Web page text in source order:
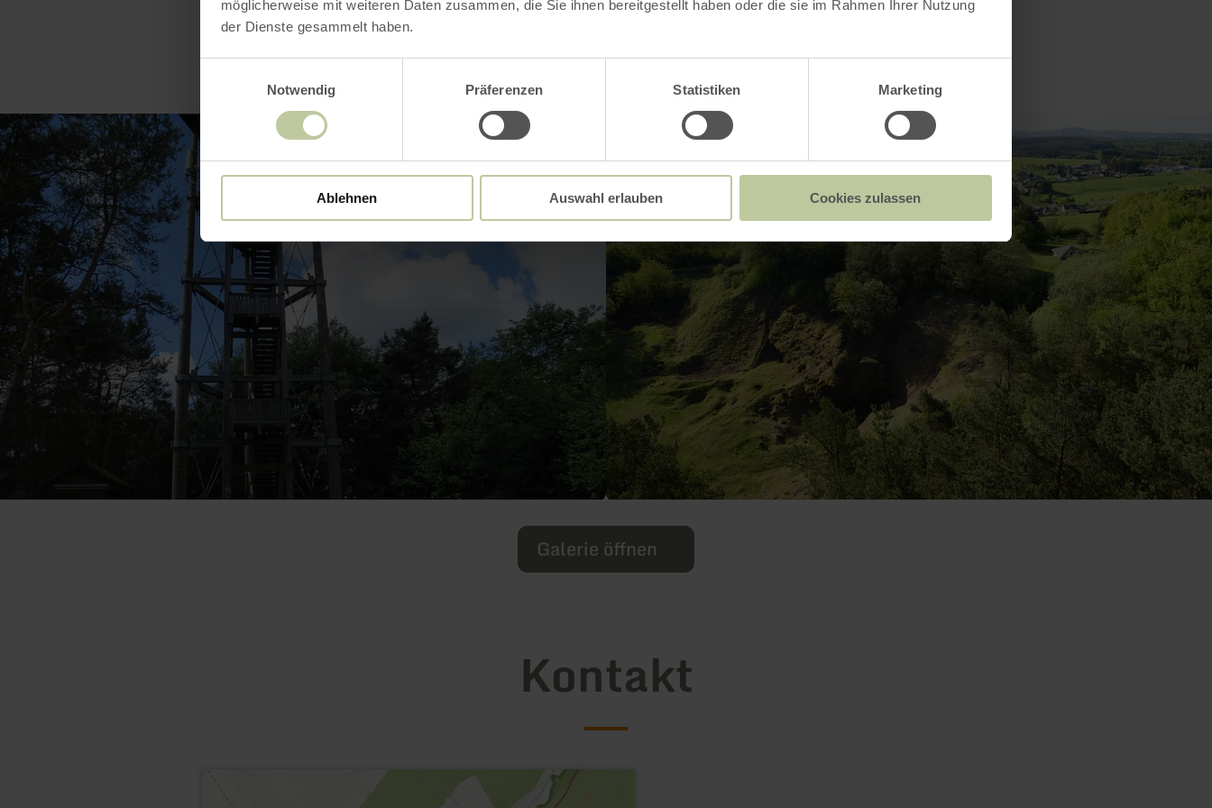
möglicherweise mit weiteren Daten zusammen, die Sie ihnen bereitgestellt haben oder die sie im Rahmen Ihrer Nutzung
der Dienste gesammelt haben.
Notwendig
Präferenzen Statistiken Marketing
Ablehnen Auswahl erlauben Cookies zulassen
Impressionen
Galerie öffnen
Kontakt